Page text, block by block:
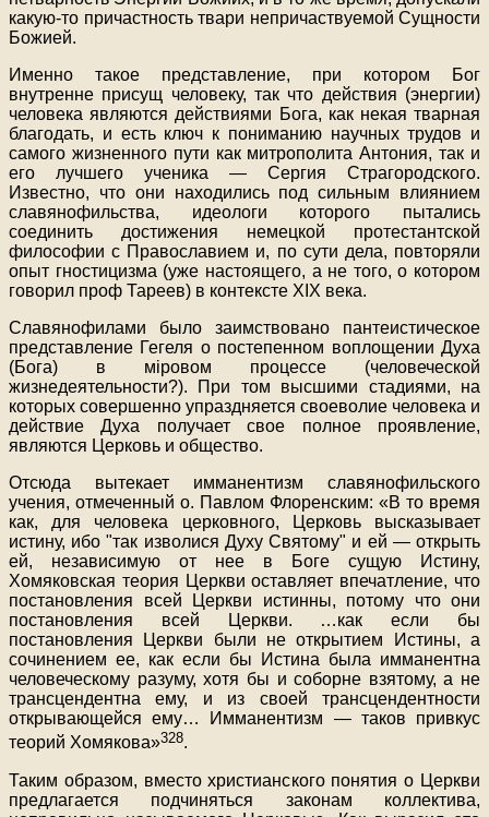
какую-то причастность твари непричаствуемой Сущности
Божией.
Именно такое представление, при котором Бог
внутренне присущ человеку, так что действия (энергии)
человека являются действиями Бога, как некая тварная
благодать, и есть ключ к пониманию научных трудов и
самого жизненного пути как митрополита Антония, так и
его лучшего ученика — Сергия Страгородского.
Известно, что они находились под сильным влиянием
славянофильства, идеологи которого пытались
соединить достижения немецкой протестантской
философии с Православием и, по сути дела, повторяли
опыт гностицизма (уже настоящего, а не того, о котором
говорил проф Тареев) в контексте XIX века.
Славянофилами было заимствовано пантеистическое
представление Гегеля о постепенном воплощении Духа
(Бога) в міровом процессе (человеческой
жизнедеятельности?). При том высшими стадиями, на
которых совершенно упраздняется своеволие человека и
действие Духа получает свое полное проявление,
являются Церковь и общество.
Отсюда вытекает имманентизм славянофильского
учения, отмеченный о. Павлом Флоренским: «В то время
как, для человека церковного, Церковь высказывает
истину, ибо "так изволися Духу Святому" и ей — открыть
ей, независимую от нее в Боге сущую Истину,
Хомяковская теория Церкви оставляет впечатление, что
постановления всей Церкви истинны, потому что они
постановления всей Церкви. …как если бы
постановления Церкви были не открытием Истины, а
сочинением ее, как если бы Истина была имманентна
человеческому разуму, хотя бы и соборне взятому, а не
трансцендентна ему, и из своей трансцендентности
открывающейся ему… Имманентизм — таков привкус
теорий Хомякова»328.
Таким образом, вместо христианского понятия о Церкви
предлагается подчиняться законам коллектива,